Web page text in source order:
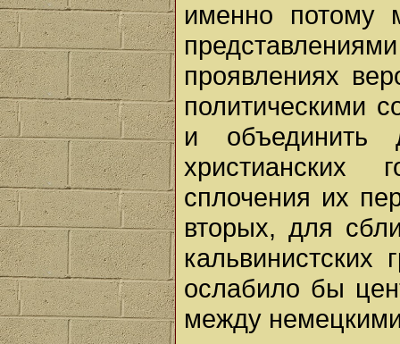
именно потому
проявлениях
политическими
и объединить
христианских
сплочения их
вторых, для
ослабило бы
между